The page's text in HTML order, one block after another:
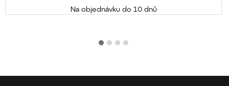
Na objednávku do 10 dnů